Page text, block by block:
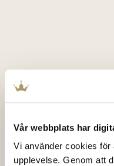
Vår webbplats har
Vi använder cookies
upplevelse. Genom att